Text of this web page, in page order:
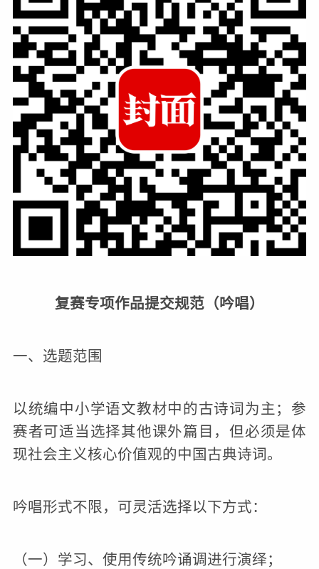
复赛专项作品提交规范（吟唱）
一、选题范围
以统编中小学语文教材中的古诗词为主；参
赛者可适当选择其他课外篇目，但必须是体
现社会主义核心价值观的中国古典诗词。
吟唱形式不限，可灵活选择以下方式：
（一）学习、使用传统吟诵调进行演绎；